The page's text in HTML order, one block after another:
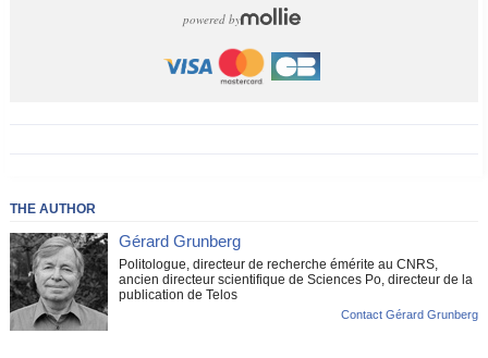
powered by
THE AUTHOR
Gérard Grunberg
Politologue, directeur de recherche émérite au CNRS,
ancien directeur scientifique de Sciences Po, directeur de la
publication de Telos
Contact Gérard Grunberg